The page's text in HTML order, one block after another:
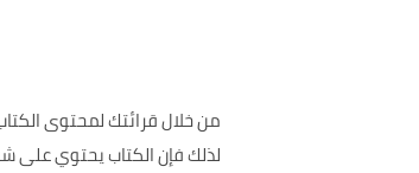
من خلال قرائتك لمحتوى
لذلك فإن الكتاب يحتوي على